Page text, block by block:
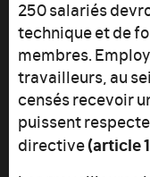
250 salariés
technique et de
membres.
travailleurs, au
censés recevoir
puissent
directive(article